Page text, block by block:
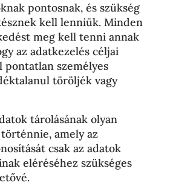
pontosnak, és szükség
kell lenniük. Minden
meg kell tenni annak
az adatkezelés céljai
pontatlan személyes
töröljék vagy
tárolásának olyan
amely az
csak az adatok
eléréséhez szükséges